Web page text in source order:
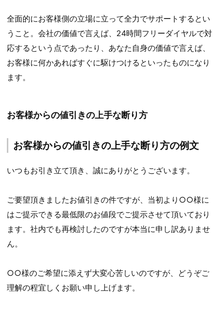
全面的にお客様側の立場に立って全力でサポートするとい
うこと。会社の価値で言えば、24時間フリーダイヤルで対
応するという点であったり、あなた自身の価値で言えば、
お客様に何かあればすぐに駆けつけるといったものになり
ます。
お客様からの値引きの上手な断り方
お客様からの値引きの上手な断り方の例文
いつもお引き立て頂き、誠にありがとうございます。
ご要望頂きましたお値引きの件ですが、当初より○○様に
はご提示できる最低限のお値段でご提示させて頂いており
ます。社内でも再検討したのですが本当に申し訳ありませ
ん。
○○様のご希望に添えず大変心苦しいのですが、どうぞご
理解の程宜しくお願い申し上げます。